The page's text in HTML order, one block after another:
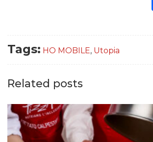
Tags: HO MOBILE, Utopia
Related posts